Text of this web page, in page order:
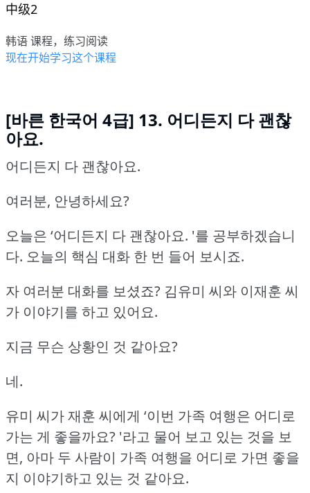
中级2
韩语 课程，练习阅读
现在开始学习这个课程
[바른 한국어 4급] 13. 어디든지 다 괜찮
아요.
어디든지 다 괜찮아요.
여러분, 안녕하세요?
오늘은 ‘어디든지 다 괜찮아요. '를 공부하겠습니
다. 오늘의 핵심 대화 한 번 들어 보시죠.
자 여러분 대화를 보셨죠? 김유미 씨와 이재훈 씨
가 이야기를 하고 있어요.
지금 무슨 상황인 것 같아요?
네.
유미 씨가 재훈 씨에게 ‘이번 가족 여행은 어디로
가는 게 좋을까요? '라고 물어 보고 있는 것을 보
면, 아마 두 사람이 가족 여행을 어디로 가면 좋을
지 이야기하고 있는 것 같아요.